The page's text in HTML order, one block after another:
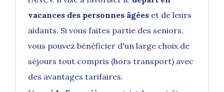
vacances des personnes âgées et de leurs
aidants. Si vous faites partie des seniors,
vous pouvez bénéficier d'un large choix de
séjours tout compris (hors transport) avec
des avantages tarifaires.